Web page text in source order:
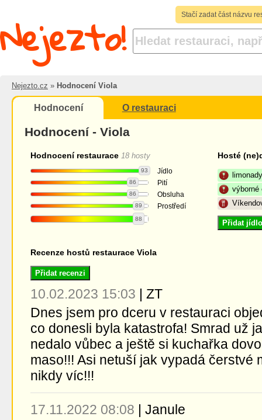
Stačí zadat část názvu
Nejezto!
Nejezto.cz » Hodnocení Viola
Hodnocení O restauraci
Hodnocení - Viola
Hodnocení restaurace 18 hosty
93 Jídlo
86 Pití
86 Obsluha
89 Prostředí
88
Hosté
Přidat
Recenze hostů restaurace Viola
Přidat recenzi
10.02.2023 15:03 | ZT
Dnes jsem pro dceru v restauraci
co donesli byla katastrofa! Smrad už
nedalo vůbec a ještě si kuchařka
maso!!! Asi netuší jak vypadá čerstvé
nikdy víc!!!
17.11.2022 08:08 | Janule